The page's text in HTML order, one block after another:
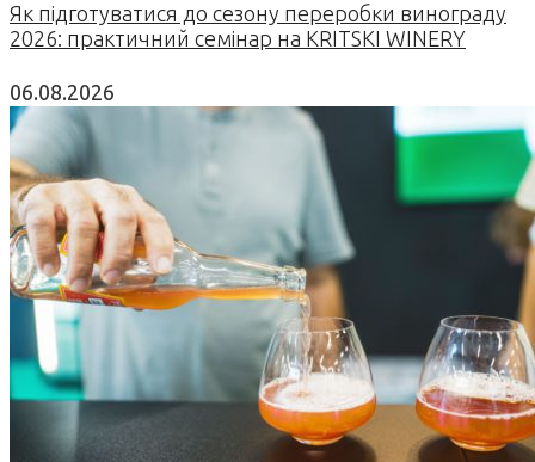
Як підготуватися до сезону переробки винограду
2026: практичний семінар на KRITSKI WINERY
06.08.2026